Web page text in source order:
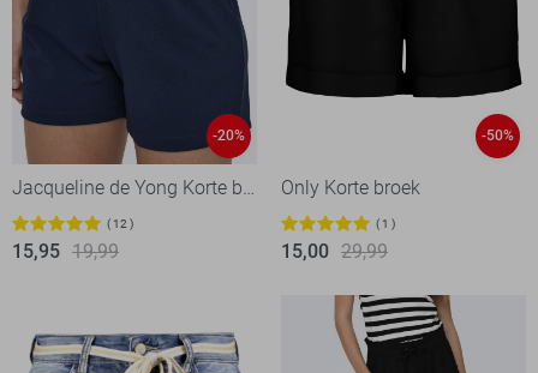
-20%
Jacqueline de Yong Korte broek
12
15,95 19,99
-50%
Only Korte broek
1
15,00 29,99